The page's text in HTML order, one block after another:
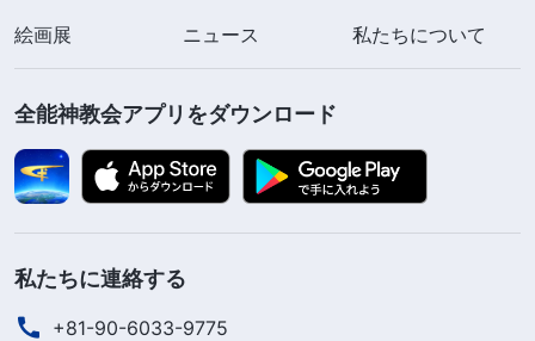
絵画展
ニュース 私たちについて
全能神教会アプリをダウンロード
私たちに連絡する
+81-90-6033-9775